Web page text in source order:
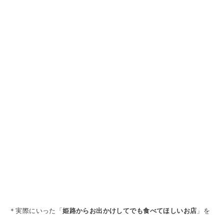
＊実際にいった「姫路からお出かけしてでも食べてほしいお店 」を